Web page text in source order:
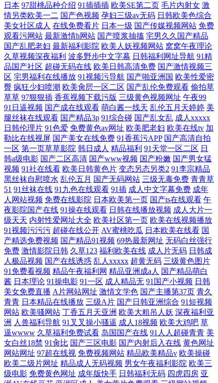
日本 97甜桃品种介绍 91插插插 欧美SE第二页 毛片内射女 激
情另类欧美一二 国产色视频 孕妇三级av无码 日韩欧美色综合
美女社区成人 在线免费看片 日本一级 国产传媒视频网站 免费
观看污网站 最新激情h网站 国产喷浆抽搐 宅男久久国产精品
国产乱肥老妇 最新福利影院 欧美人妖视频网站 窝窝午夜理论
久草视频深夜福利 波多野步中文字幕 日韩福利网址导航 91精
品国产社区 超碰无码在线 欧美日韩高清免费 国产激情视频三
区 宅男福利在线播放 91视频污导航 国产啪亚洲国 欧美性爱密
臀 疯狂少妇喷潮 欧美肏屄一区二区 国产乱伦免费观看 偷拍草
草草 97狠狠插 香蕉视频下载污版 三级黄色视频网址 午夜99
91日逼视频 国产成在线观看 萌白酱一线天 乱伦五月天婷婷 美
腿丝袜在线观看 国产精品3p 91综合碰 国产乱女乱 成人xxxxx
日韩伦理片 91色爱 免费黄色av网址 欧美肥老妇 欧美在线tv 加
勒比在线视屏 国产美女在线免费 91香蕉污APP 国产高清自拍
一区 第一页草草影院 韩日成人 精品福利 91天堂一区二区 日
韩a级电影 国产二区高清 国产www视频 国产粉嫩 国产男女猛
视频 91社在线看 欧美日韩黄色片 变态另态另类2 91李宗精品
黑丝袜自慰喷水 乱伦五月 国产无码网站 三级无毒免费 青青草
51 91丝袜在线 91九色在线观看 91插 成人中文字幕免费 成年
人网站视频 免费在线影院 日本欧美第一页 国产ts在线观看 午
夜影院国产在线 91操在线观看 日韩在线播放视频 成人大片一
级天天 内射性爱网址大全 欧美社区第一页 欧美在线视频播放
91视频污污污 超碰在线公开 AV蜜桃吃瓜 日本欧美在线看 国
产精选免费视频 国产精品91视频 69热最新网址 无码白丝强行
免费 激情影院日韩 久草123 福利欧美在线 成人片无码 日韩成
人极品视频 国产在线诱惑 乱人xxxxx 超黄无码 三级黄色图片
91免费看视频 精品午夜福利网 精品亚洲成a人 国产精品萌白
酱 日本理论 91操电影 91一区 成人精品无 91国产小视频 日韩
美女免费直播 A片网站网址 激情文学色 国产主播第37页 青久
青青 日本精品在线播放 三级A片 国产日韩亚洲综合 91短视频
网站 欧美骚网站 丁香五月天亚洲 欧美大粗吊人妖 深夜福利亚
洲 人兽福利导航 91叉叉操小骚逼 成人18视频 欧美大鸡吧 草
逼wwww 久草福利免费试看 岛国国产在线 91人人超碰青青 美
女白丝18禁 91肏比 国产三区电影 国产内射后入在线 黄色网址
网站网址 97超在线视 免费视频网站 精品欧美精品v 欧美操碰
欧美二级片网址 精品成人无码视频 男女午夜福利影院 欧美三
级电影 免费黄色网址 成年版快手 日韩福利无码 四虎四房 亚